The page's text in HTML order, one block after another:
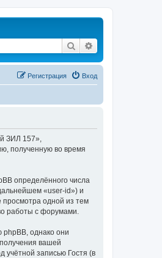
Поиск
Вход
Регистрация
ЗИЛ 157»,
полученную во время
определённого числа
«user-id») и
одной из тем
работы с форумами.
однако они
вашей
записью Гостя (в